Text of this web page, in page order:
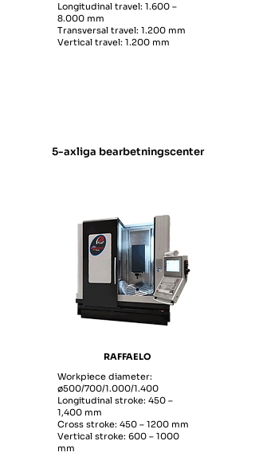
Longitudinal travel: 1.600 –
8.000 mm
Transversal travel: 1.200 mm
Vertical travel: 1.200 mm
5-axliga bearbetningscenter
RAFFAELO
Workpiece diameter:
ø500/700/1.000/1.400
Longitudinal stroke: 450 –
1,400 mm
Cross stroke: 450 – 1200 mm
Vertical stroke: 600 – 1000
mm